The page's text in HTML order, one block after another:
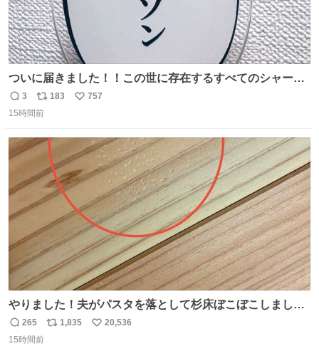
ついに届きました！！この世に存在するすべてのシャーロ
ック・ホームズに「ワトソン」と喋ってもらうためのアク
スタです！！！
返
信
3
リ
ポ
ト
183
い
数
757
15時間前
やりました！夫がパスタを落として杉床ぼこぼこしまし
た！よかったーーー！ファーストぼこぼこ自分じゃなく
て！これで第二波いつでもいけます！！！✌️いやーほっと
返
信
265
リ
1,835
い
20,536
15時間前